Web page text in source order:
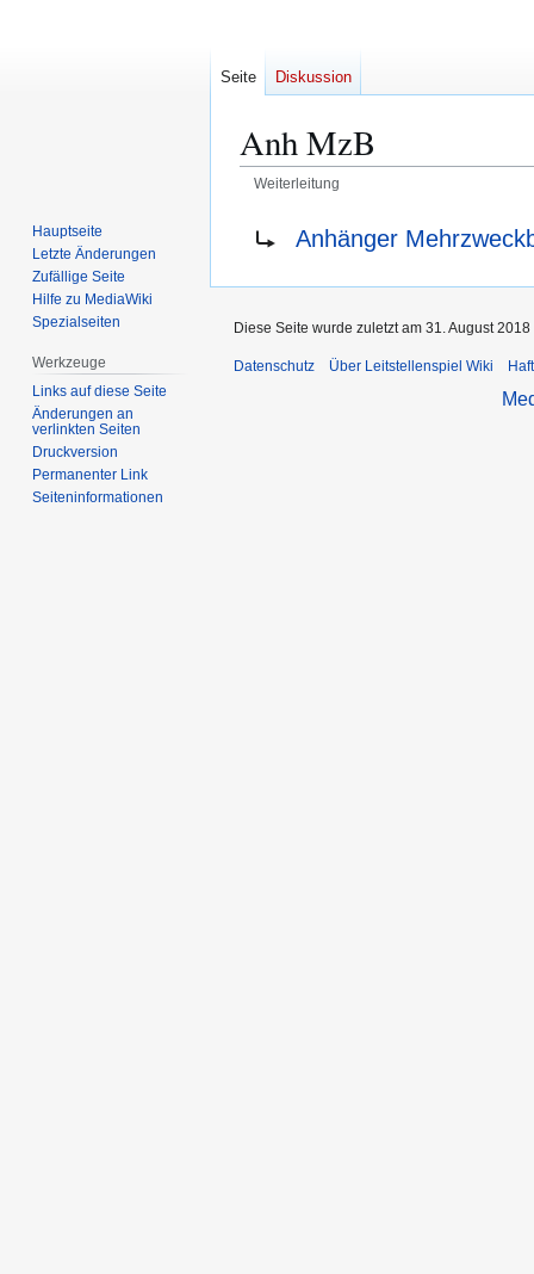
Anh MzB
Weiterleitung
Navigation
Suche
Weiterleitung nach:
Anhänger
Seite Diskussion
Hauptseite
Letzte Änderungen
Zufällige Seite
Hilfe zu MediaWiki
Spezialseiten
Werkzeuge
Links auf diese Seite
Änderungen an
verlinkten Seiten
Druckversion
Permanenter Link
Seiten­­informationen
Diese Seite wurde zuletzt am 31. August
Datenschutz Über Leitstellenspiel Wiki